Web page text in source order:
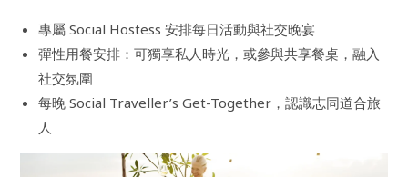
專屬 Social Hostess 安排每日活動與社交晚宴
彈性用餐安排：可獨享私人時光，或參與共享餐桌，融入
社交氛圍
每晚 Social Traveller’s Get-Together，認識志同道合旅
人